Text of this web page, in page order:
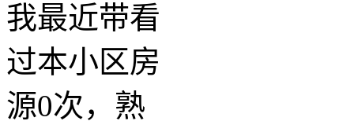
我最近带看
过本小区房
源0次，熟